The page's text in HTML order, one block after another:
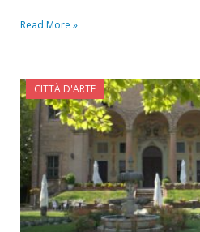
Read More »
CITTÀ D'ARTE